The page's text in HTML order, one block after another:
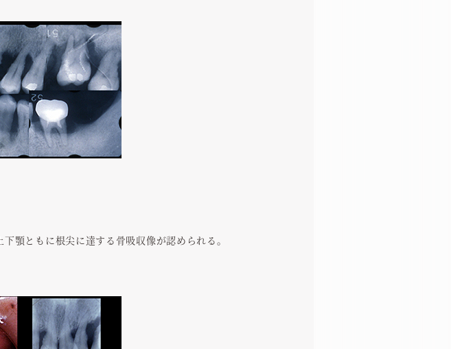
顎ともに根尖に達する骨吸収像が認められる。